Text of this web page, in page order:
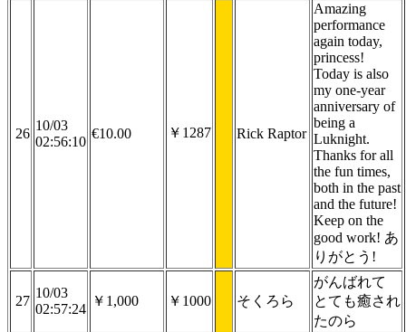
26
10/03
02:56:10
€10.00 ￥1287 Rick Raptor
Amazing
performance
again today,
princess!
Today is also
my one-year
anniversary of
being a
Luknight.
Thanks for all
the fun times,
both in the past
and the future!
Keep on the
good work! あ
りがとう!
27
10/03
02:57:24
￥1,000 ￥1000 そくろら
がんばれて
とても癒され
たのら